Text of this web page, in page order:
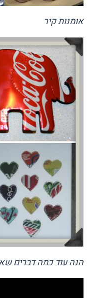
אומנות קיר
הנה עוד כמה דברים